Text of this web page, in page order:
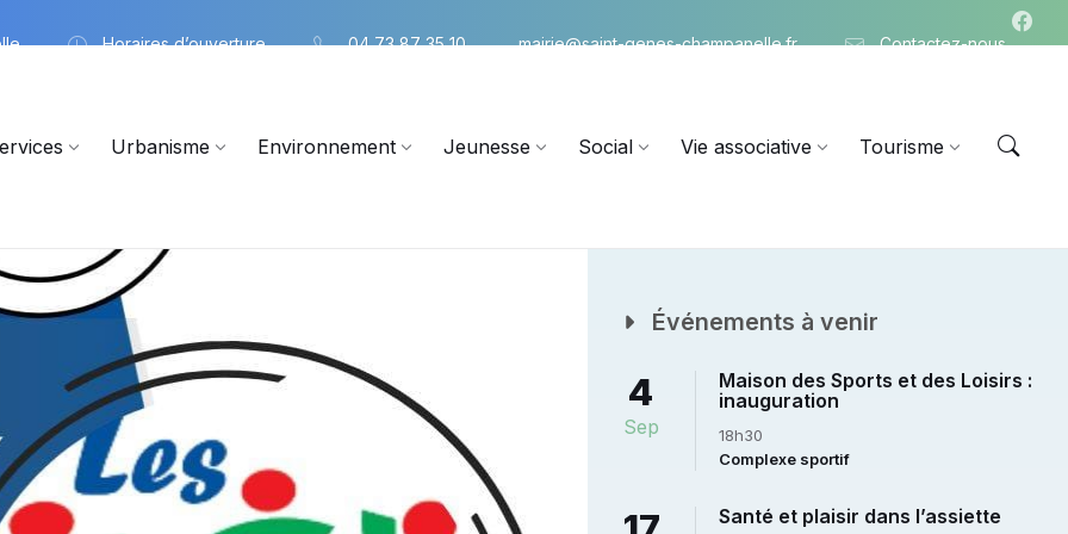
Horaires d’ouverture 04 73 87 35 10 mairie@saint-genes-champanelle.fr Contactez-nous
Urbanisme Environnement Jeunesse Social Vie associative Tourisme
Événements à venir
4
Sep
Maison des Sports et des Loisirs :
inauguration
18h30
Complexe sportif
Santé et plaisir dans l’assiette